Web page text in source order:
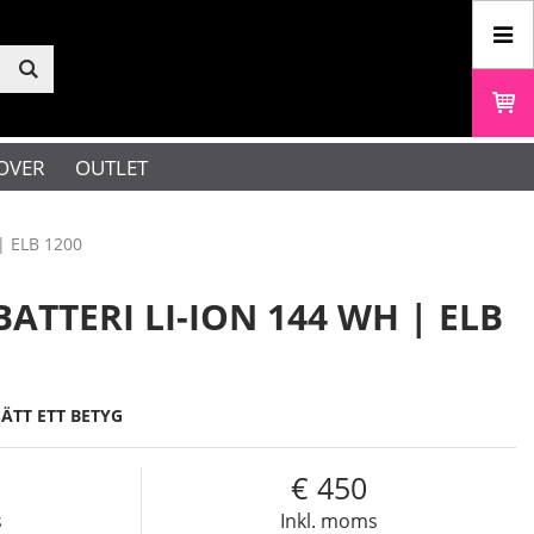
OUTLET
1200
LI-ION 144 WH | ELB
ETT BETYG
Inkl. moms
450